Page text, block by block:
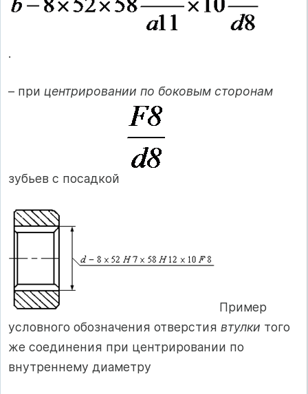
.
– при центрировании по боковым сторонам
зубьев с посадкой
Пример
условного обозначения отверстия втулки того
же соединения при центрировании по
внутреннему диаметру